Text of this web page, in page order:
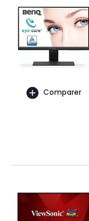
Comparer